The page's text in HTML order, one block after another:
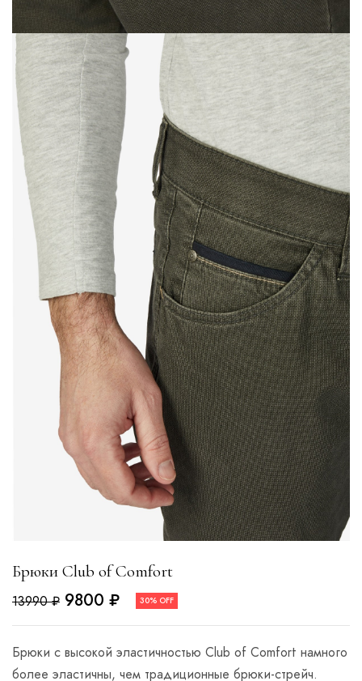
Брюки Club of Comfort
13990₽ 9800 ₽ 30% OFF
Брюки с высокой эластичностью Club of Comfort намного
более эластичны, чем традиционные брюки-стрейч.